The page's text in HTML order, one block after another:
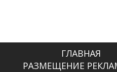
ГЛАВНАЯ
РАЗМЕЩЕНИЕ